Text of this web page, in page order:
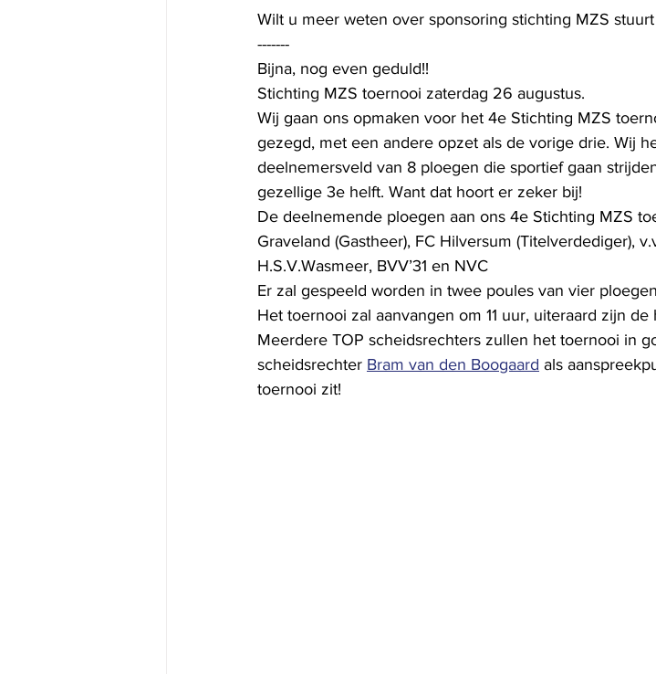
Wilt u meer weten over sponsoring stichting MZS
-------
Bijna, nog even geduld!!
Stichting MZS toernooi zaterdag 26 augustus.
Wij gaan ons opmaken voor het 4e Stichting MZS
gezegd, met een andere opzet als de vorige drie. Wij
deelnemersveld van 8 ploegen die sportief gaan
gezellige 3e helft. Want dat hoort er zeker bij!
De deelnemende ploegen aan ons 4e Stichting MZS
Graveland (Gastheer), FC Hilversum (Titelverdediger),
H.S.V.Wasmeer, BVV’31 en NVC
Er zal gespeeld worden in twee poules van vier
Het toernooi zal aanvangen om 11 uur, uiteraard zijn
Meerdere TOP scheidsrechters zullen het toernooi in
scheidsrechter Bram van den Boogaard als
toernooi zit!